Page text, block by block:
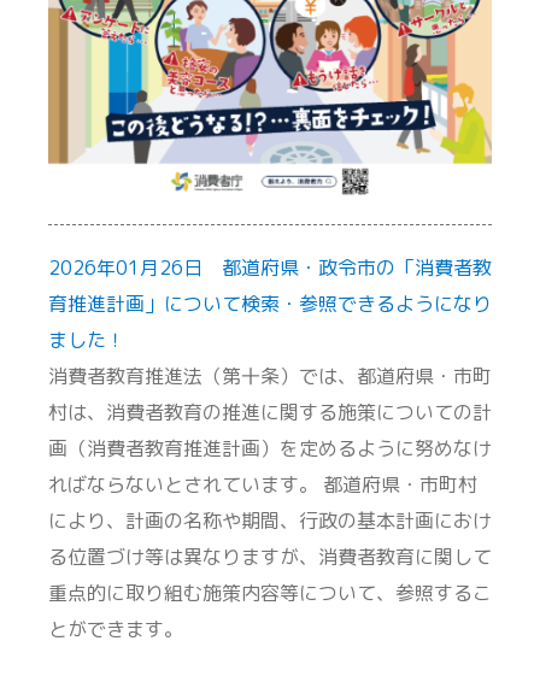
2026年01月26日 都道府県・政令市の「消費者教
育推進計画」について検索・参照できるようになり
ました！
消費者教育推進法（第十条）では、都道府県・市町
村は、消費者教育の推進に関する施策についての計
画（消費者教育推進計画）を定めるように努めなけ
ればならないとされています。 都道府県・市町村
により、計画の名称や期間、行政の基本計画におけ
る位置づけ等は異なりますが、消費者教育に関して
重点的に取り組む施策内容等について、参照するこ
とができます。